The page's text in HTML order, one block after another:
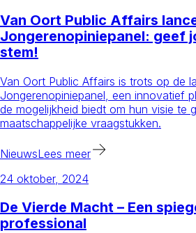
Van Oort Public Affairs
Jongerenopiniepanel: geef
stem!
Van Oort Public Affairs is trots op de
Jongerenopiniepanel, een innovatief
de mogelijkheid biedt om hun visie te
maatschappelijke vraagstukken.
NieuwsLees meer
24 oktober, 2024
De Vierde Macht – Een
professional